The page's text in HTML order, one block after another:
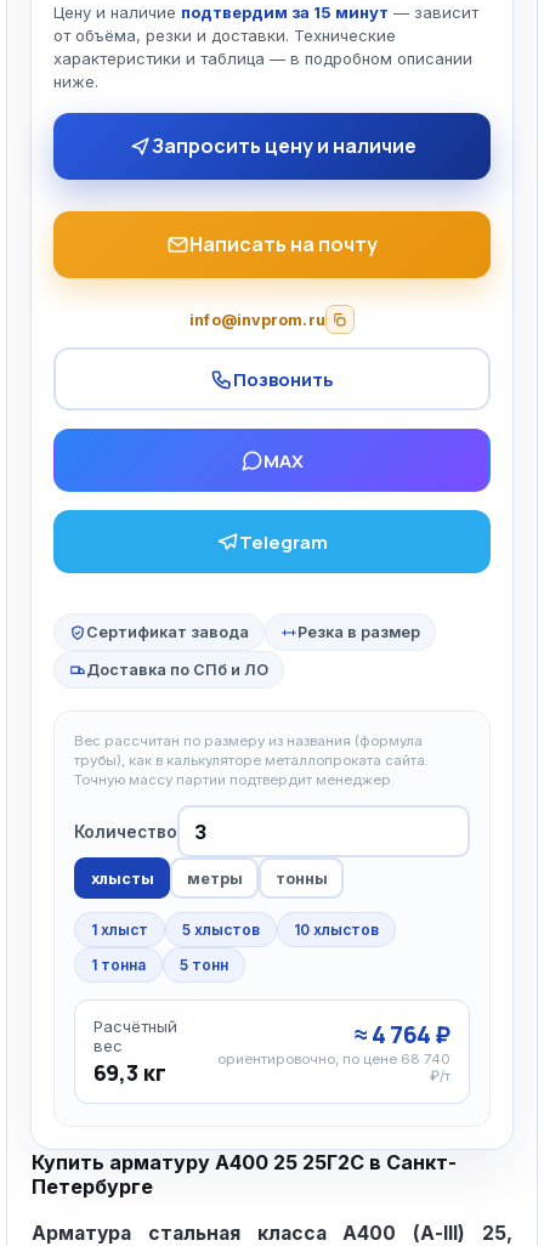
Цену и наличие подтвердим за 15 минут — зависит
от объёма, резки и доставки. Технические
характеристики и таблица — в подробном описании
ниже.
Запросить цену и наличие
Написать на почту
info@invprom.ru
Позвонить
MAX
Telegram
Сертификат завода Резка в размер
Доставка по СПб и ЛО
Вес рассчитан по размеру из названия (формула
трубы), как в калькуляторе металлопроката сайта.
Точную массу партии подтвердит менеджер.
Количество
хлысты метры тонны
1 хлыст 5 хлыстов
10 хлыстов
1 тонна
5 тонн
Расчётный
вес
69,3 кг
≈ 4 764 ₽
ориентировочно, по цене 68 740
₽/т
Купить арматуру А400 25 25Г2С в Санкт-
Петербурге
Арматура стальная класса А400 (А-III) 25,